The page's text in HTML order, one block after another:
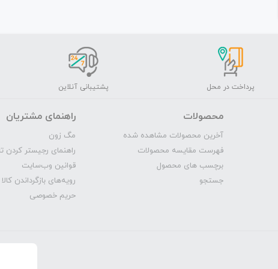
پرداخت در محل پشتیبانی آنلاین
محصولات
آخرین محصولات مشاهده شده
فهرست مقایسه محصولات
برچسب های محصول
جستجو
راهنمای مشتریان
مگ‌ زون
راهنمای رجیستر کردن
قوانین وب‌سایت
رویه‌‌های بازگرداندن کالا
حریم خصوصی